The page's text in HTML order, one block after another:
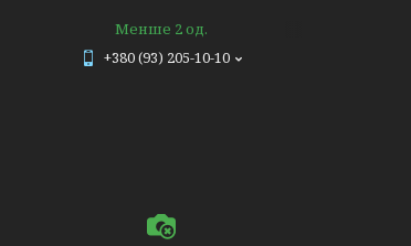
Менше 2 од.
+380 (93) 205-10-10